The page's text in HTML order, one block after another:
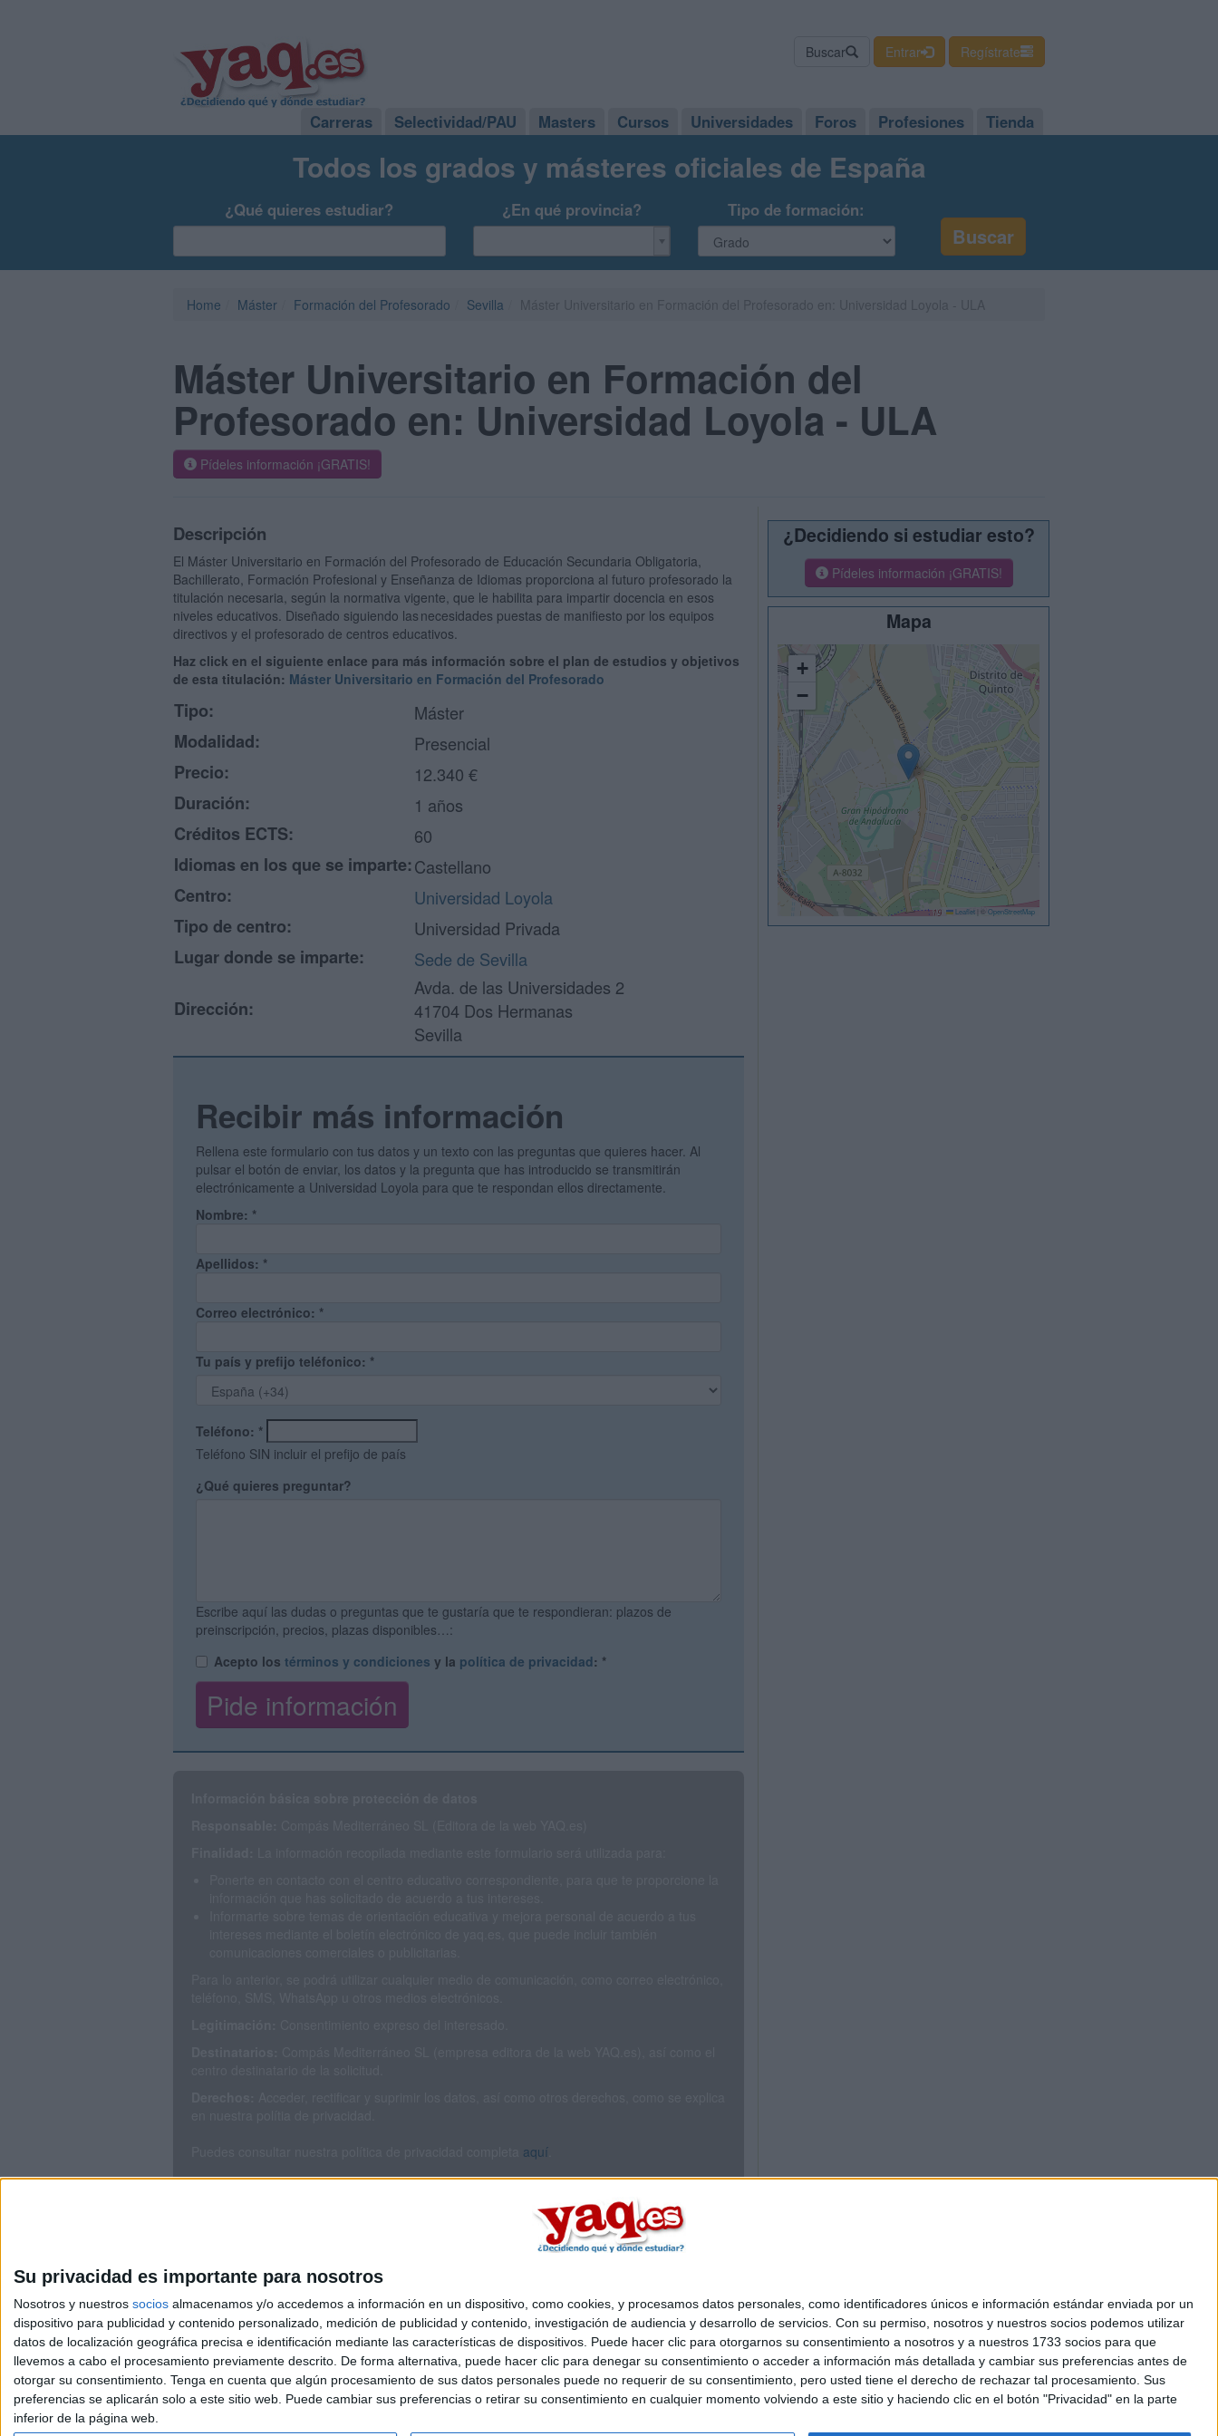
Su privacidad es importante para nosotros
Nosotros y nuestros socios almacenamos y/o accedemos a información en un dispositivo, como cookies, y procesamos datos personales, como identificadores únicos e información estándar enviada por un
dispositivo para publicidad y contenido personalizado, medición de publicidad y contenido, investigación de audiencia y desarrollo de servicios. Con su permiso, nosotros y nuestros socios podemos utilizar
datos de localización geográfica precisa e identificación mediante las características de dispositivos. Puede hacer clic para otorgarnos su consentimiento a nosotros y a nuestros 1733 socios para que
llevemos a cabo el procesamiento previamente descrito. De forma alternativa, puede hacer clic para denegar su consentimiento o acceder a información más detallada y cambiar sus preferencias antes de
otorgar su consentimiento. Tenga en cuenta que algún procesamiento de sus datos personales puede no requerir de su consentimiento, pero usted tiene el derecho de rechazar tal procesamiento. Sus
preferencias se aplicarán solo a este sitio web. Puede cambiar sus preferencias o retirar su consentimiento en cualquier momento volviendo a este sitio y haciendo clic en el botón "Privacidad" en la parte
inferior de la página web.
Buscar Entrar Regístrate
Carreras Selectividad/PAU Masters Cursos Universidades Foros Profesiones Tienda
Todos los grados y másteres oficiales de España
¿Qué quieres estudiar? ¿En qué provincia? Tipo de formación:
Home Máster Formación del Profesorado Sevilla
Máster Universitario en Formación del
Profesorado en: Universidad Loyola - ULA
Pídeles información ¡GRATIS!
Descripción
El Máster Universitario en Formación del Profesorado de Educación Secundaria Obligatoria,
Bachillerato, Formación Profesional y Enseñanza de Idiomas proporciona al futuro profesorado la
titulación necesaria, según la normativa vigente, que le habilita para impartir docencia en esos
niveles educativos. Diseñado siguiendo las necesidades puestas de manifiesto por los equipos
directivos y el profesorado de centros educativos.
Haz click en el siguiente enlace para más información sobre el plan de estudios y objetivos
de esta titulación: Máster Universitario en Formación del Profesorado
Tipo:
Máster
Modalidad:
Presencial
Precio:
12.340 €
Duración:
1 años
Créditos ECTS:
60
Idiomas en los que se imparte:Castellano
Centro:
Universidad Loyola
Tipo de centro:
Universidad Privada
Lugar donde se imparte:
Sede de Sevilla
Dirección:
Avda. de las Universidades 2
41704 Dos Hermanas
Sevilla
Recibir más información
Rellena este formulario con tus datos y un texto con las preguntas que quieres hacer. Al
pulsar el botón de enviar, los datos y la pregunta que has introducido se transmitirán
electrónicamente a Universidad Loyola para que te respondan ellos directamente.
Nombre: *
Apellidos: *
Correo electrónico: *
Tu país y prefijo teléfonico: *
Teléfono: *
Teléfono SIN incluir el prefijo de país
¿Qué quieres preguntar?
Escribe aquí las dudas o preguntas que te gustaría que te respondieran: plazos de
preinscripción, precios, plazas disponibles…:
Acepto los términos y condiciones y la política de privacidad: *
aquí
¿Decidiendo si estudiar esto?
Pídeles información ¡GRATIS!
Mapa
+
−
Leaflet OpenStreetMap
Quiénes somos|Contactar|Anúnciate
Aviso legal|Politica de privacidad|Condiciones generales|Política de cookies
© 2003-2026Compás Mediterráneo S.L.- Diego de León 47 - 28006 Madrid [ESPAÑA] - Tel. +34 91 593 2767